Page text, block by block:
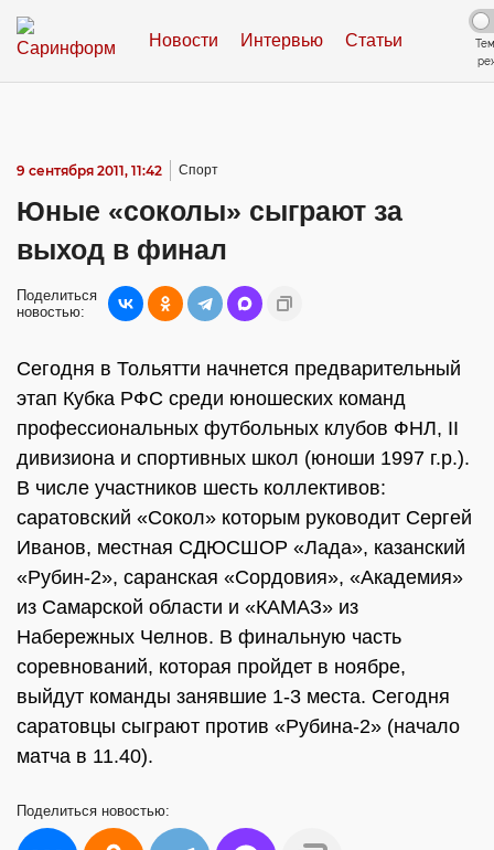
Новости Интервью Статьи
9 сентября 2011, 11:42 Спорт
Юные «соколы» сыграют за
выход в финал
Поделиться
новостью:
Сегодня в Тольятти начнется предварительный
этап Кубка РФС среди юношеских команд
профессиональных футбольных клубов ФНЛ, II
дивизиона и спортивных школ (юноши 1997 г.р.).
В числе участников шесть коллективов:
саратовский «Сокол» которым руководит Сергей
Иванов, местная СДЮСШОР «Лада», казанский
«Рубин-2», саранская «Сордовия», «Академия»
из Самарской области и «КАМАЗ» из
Набережных Челнов. В финальную часть
соревнований, которая пройдет в ноябре,
выйдут команды занявшие 1-3 места. Сегодня
саратовцы сыграют против «Рубина-2» (начало
матча в 11.40).
Поделиться новостью: